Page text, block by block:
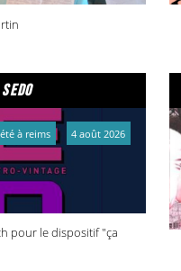
pour le dispositif "ça
à reims 4 août 2026